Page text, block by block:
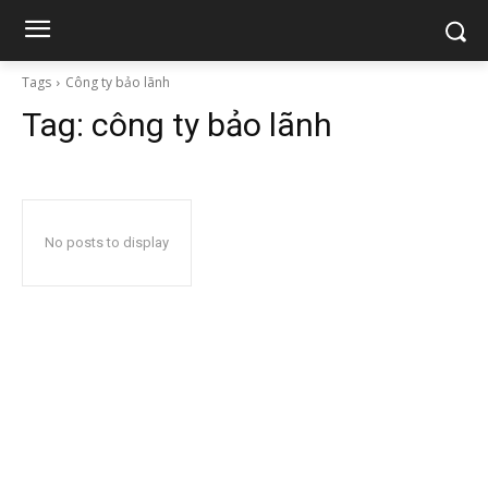
Tags Công ty bảo lãnh
Tag: công ty bảo lãnh
No posts to display